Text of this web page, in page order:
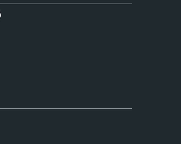
Martirano Lombardo Facebook